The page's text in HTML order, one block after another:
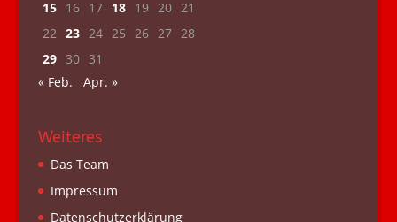
15
16 17 18 19 20 21
22 23 24 25 26 27 28
29
30
31
« Feb.
Apr. »
Weiteres
Das Team
Impressum
Datenschutzerklärung